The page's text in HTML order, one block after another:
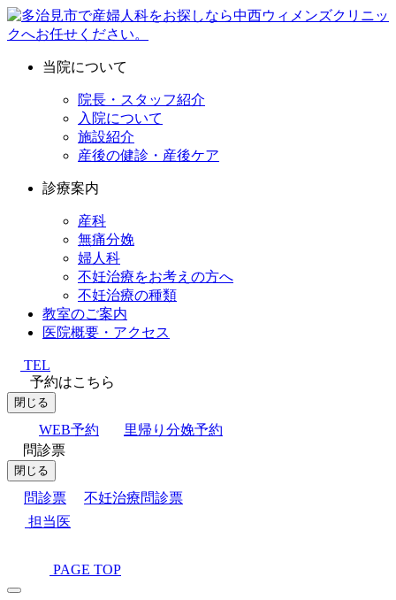
当院について
院長・スタッフ紹介
入院について
施設紹介
産後の健診・産後ケア
診療案内
産科
無痛分娩
婦人科
不妊治療をお考えの方へ
不妊治療の種類
教室のご案内
医院概要・アクセス
TEL
予約はこちら
閉じる
WEB予約
里帰り分娩予約
問診票
閉じる
問診票
不妊治療問診票
担当医
PAGE TOP